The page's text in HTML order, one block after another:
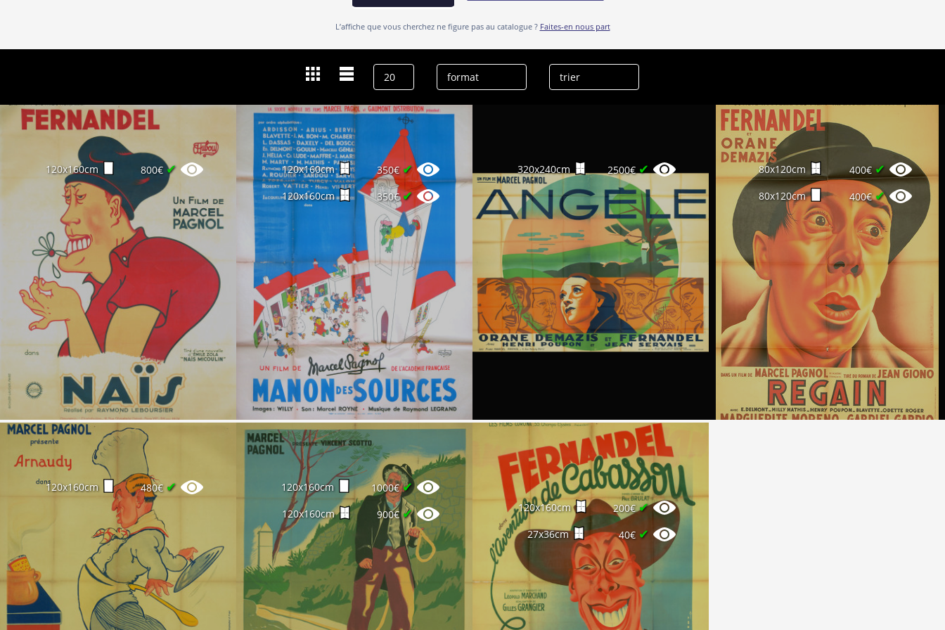
L’affiche que vous cherchez ne figure pas au catalogue ? Faites-en nous part
Henri Poupon
effacer l’historique
120x160cm 800€✔ 120x160cm 350€ ✔
120x160cm 350€✔
320x240cm 2500€✔ 80x120cm 400€✔
80x120cm 400€✔
120x160cm 480€ ✔ 120x160cm 1000€✔
120x160cm 900€✔ 120x160cm 200€✔
27x36cm 40€ ✔